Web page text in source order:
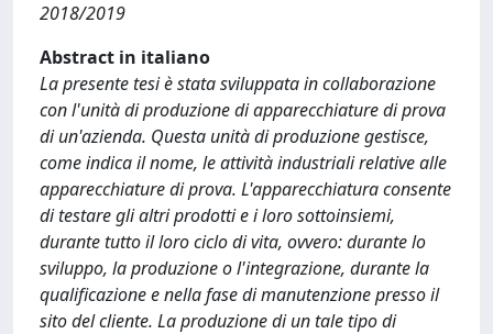
2018/2019
Abstract in italiano
La presente tesi è stata sviluppata in collaborazione
con l'unità di produzione di apparecchiature di prova
di un'azienda. Questa unità di produzione gestisce,
come indica il nome, le attività industriali relative alle
apparecchiature di prova. L'apparecchiatura consente
di testare gli altri prodotti e i loro sottoinsiemi,
durante tutto il loro ciclo di vita, ovvero: durante lo
sviluppo, la produzione o l'integrazione, durante la
qualificazione e nella fase di manutenzione presso il
sito del cliente. La produzione di un tale tipo di